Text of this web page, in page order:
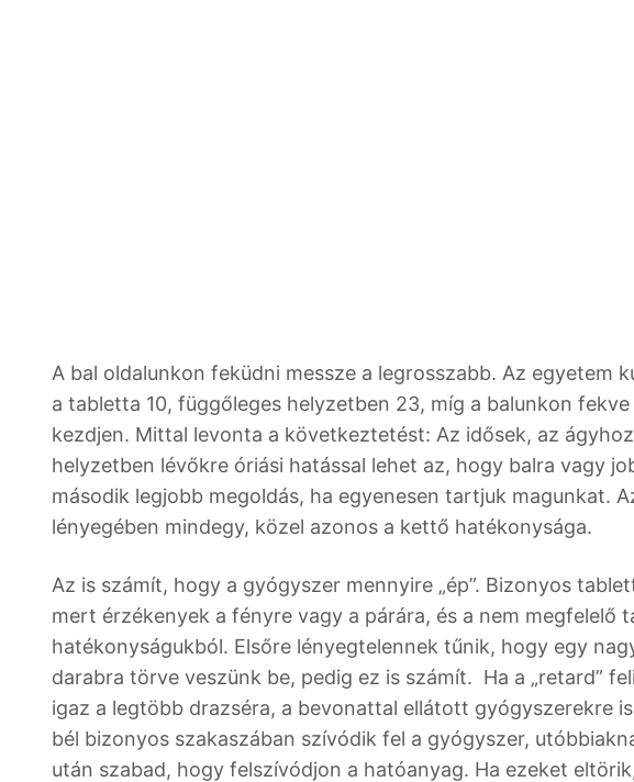
A bal oldalunkon feküdni messze a legrosszabb. Az egyetem
a tabletta 10, függőleges helyzetben 23, míg a balunkon
kezdjen. Mittal levonta a következtetést: Az idősek, az
helyzetben lévőkre óriási hatással lehet az, hogy balra vagy
második legjobb megoldás, ha egyenesen tartjuk magunkat.
lényegében mindegy, közel azonos a kettő hatékonysága.
Az is számít, hogy a gyógyszer mennyire „ép”. Bizonyos
mert érzékenyek a fényre vagy a párára, és a nem
hatékonyságukból. Elsőre lényegtelennek tűnik, hogy egy
darabra törve veszünk be, pedig ez is számít. Ha a „retard”
igaz a legtöbb drazséra, a bevonattal ellátott gyógyszerekre
bél bizonyos szakaszában szívódik fel a gyógyszer,
után szabad, hogy felszívódjon a hatóanyag. Ha ezeket